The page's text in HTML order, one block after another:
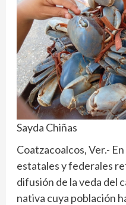
Sayda Chiñas
Coatzacoalcos, Ver.-
estatales y federales
difusión de la veda del
nativa cuya población